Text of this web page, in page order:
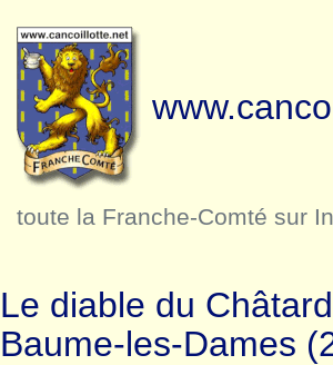
toute la Franche-Comté sur
Le diable du
Baume-les-Dames